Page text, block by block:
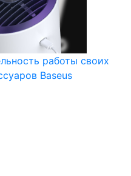
работы своих
Baseus